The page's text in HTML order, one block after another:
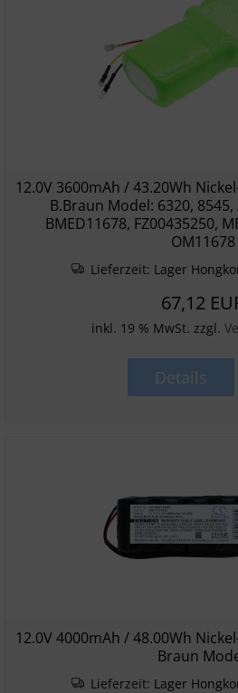
12.0V 3600mAh / 43.20Wh
B.Braun Model: 6320, 8545,
BMED11678, FZ00435250,
OM11678
Lieferzeit: Lager
67,12
inkl. 19 % MwSt. zzgl.
Details
12.0V 4000mAh / 48.00Wh
Braun
Lieferzeit: Lager